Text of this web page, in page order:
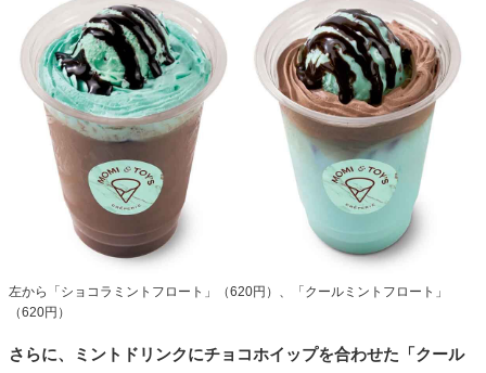
左から「ショコラミントフロート」（620円）、「クールミントフロート」
（620円）
さらに、ミントドリンクにチョコホイップを合わせた「クール